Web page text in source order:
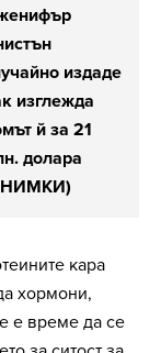
издаде
изглежда
й за 21
долара
кара
хормони,
е време да се